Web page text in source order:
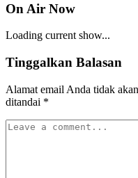
On Air Now
Loading current show...
Tinggalkan Balasan
Alamat email Anda tidak
ditandai *